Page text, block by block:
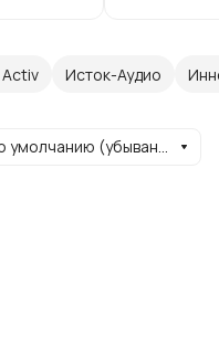
Activ Исток-Аудио
По умолчанию (убывание)